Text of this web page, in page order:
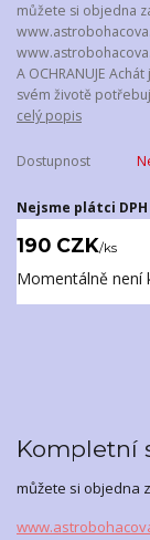
můžete si objedna
A OCHRANUJE
svém životě
celý popis
Dostupnost
Nejsme plátci DPH
190 CZK/ks
Momentálně není
Kompletní
můžete si objedna